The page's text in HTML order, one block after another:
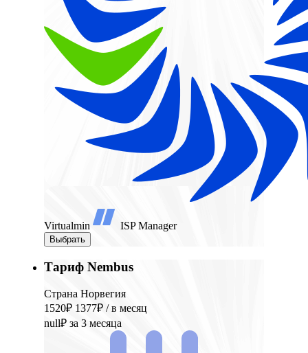
Virtualmin ISP Manager
Выбрать
Тариф Nembus
Страна Норвегия
1520₽ 1377₽ / в месяц
null₽ за 3 месяца